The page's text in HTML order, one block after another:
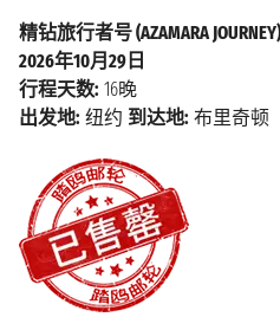
精钻旅行者号 (AZAMARA JOURNEY)
2026年10月29日
行程天数: 16晚
出发地: 纽约 到达地: 布里奇顿